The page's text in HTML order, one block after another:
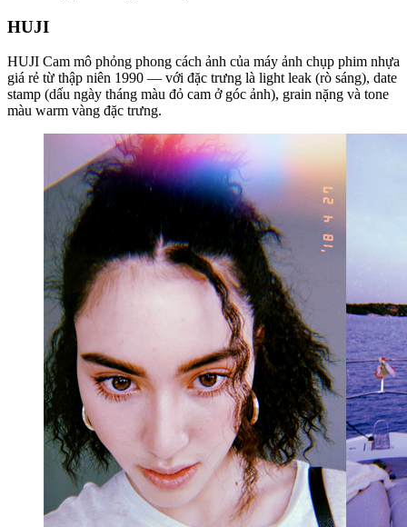
HUJI
HUJI Cam mô phỏng phong cách ảnh của máy ảnh chụp phim nhựa
giá rẻ từ thập niên 1990 — với đặc trưng là light leak (rò sáng), date
stamp (dấu ngày tháng màu đỏ cam ở góc ảnh), grain nặng và tone
màu warm vàng đặc trưng.